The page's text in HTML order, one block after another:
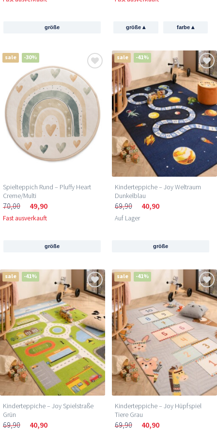
größe größe▴ farbe ▴
sale -30%
Spielteppich Rund – Pluffy Heart
Creme/Multi
70,00 49,90
Fast ausverkauft
größe
sale -41%
Kinderteppiche – Joy Weltraum
Dunkelblau
69,90 40,90
Auf Lager
größe
sale -41%
Kinderteppiche – Joy Spielstraße
Grün
69,90 40,90
sale -41%
Kinderteppiche – Joy Hüpfspiel
Tiere Grau
69,90 40,90